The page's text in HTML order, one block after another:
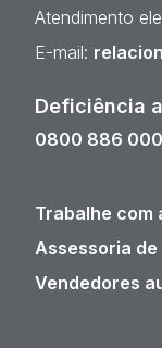
Atendimento
E-mail:
Deficiência
0800 886
Trabalhe com
Assessoria de
Vendedores